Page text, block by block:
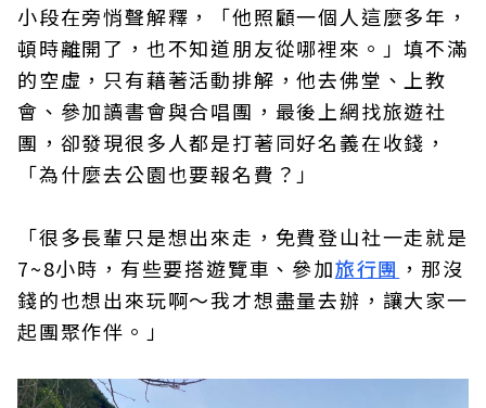
小段在旁悄聲解釋，「他照顧一個人這麼多年，
頓時離開了，也不知道朋友從哪裡來。」填不滿
的空虛，只有藉著活動排解，他去佛堂、上教
會、參加讀書會與合唱團，最後上網找旅遊社
團，卻發現很多人都是打著同好名義在收錢，
「為什麼去公園也要報名費？」
「很多長輩只是想出來走，免費登山社一走就是
7~8小時，有些要搭遊覽車、參加旅行團 ，那沒
錢的也想出來玩啊～我才想盡量去辦，讓大家一
起團聚作伴。」